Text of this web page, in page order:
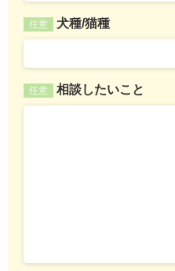
任意 犬種/猫種
任意 相談したいこと